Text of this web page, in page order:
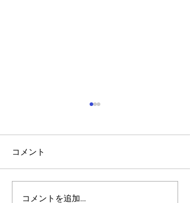
アルゴランドのポスト量
コメント
コメントを追加…